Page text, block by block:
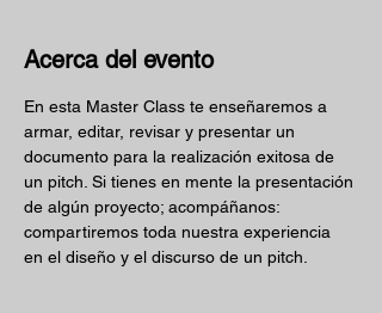
Acerca del evento
En esta Master Class te enseñaremos a
armar, editar, revisar y presentar un
documento para la realización exitosa de
un pitch. Si tienes en mente la presentación
de algún proyecto; acompáñanos:
compartiremos toda nuestra experiencia
en el diseño y el discurso de un pitch.